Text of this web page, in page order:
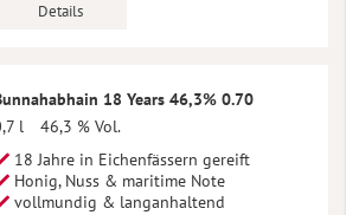
Details
18 Years 46,3% 0.70
l
46,3 % Vol.
18 Jahre in Eichenfässern gereift
Honig, Nuss & maritime Note
vollmundig & langanhaltend